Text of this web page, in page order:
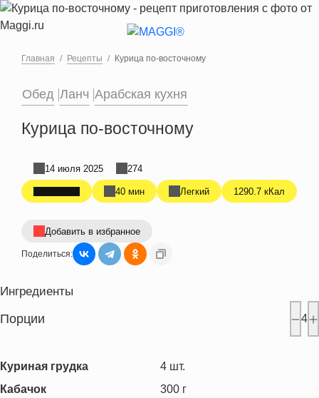
Перейти к основному содержанию
Главная Рецепты Курица по-восточному
Обед Ланч Арабская кухня
Курица по-восточному
40 мин Легкий 1290.7 кКал
14 июля 2025 274
Добавить в избранное
Поделиться:
Ингредиенты
Порции 4
Куриная грудка 4 шт.
Кабачок
300 г